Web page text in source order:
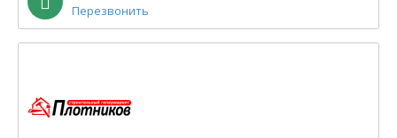
Перезвонить